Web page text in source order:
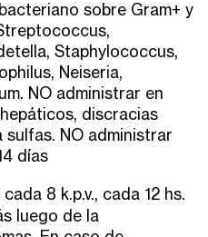
sobre Gram+ y
Staphylococcus,
Neiseria,
NO administrar en
discracias
sulfas. NO administrar
días
8 k.p.v., cada 12 hs.
luego de la